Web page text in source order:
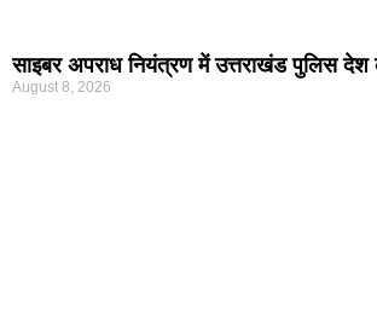
साइबर अपराध नियंत्रण में उत्तराखंड पुलिस देश
August 8, 2026